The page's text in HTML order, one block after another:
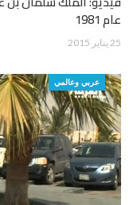
عام 1981
25 يناير 2015
عربي وعالمي